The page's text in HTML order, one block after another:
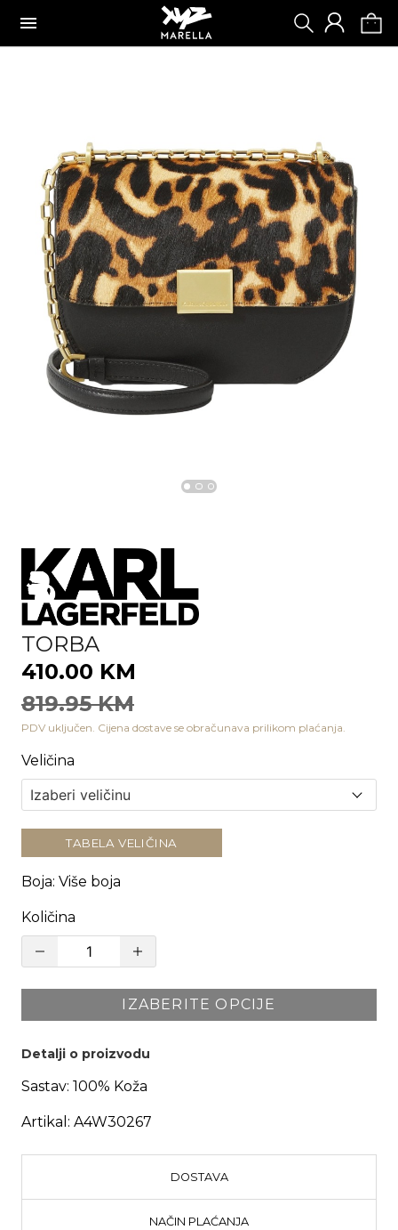
TORBA
410.00 KM
819.95 KM
PDV uključen. Cijena dostave se obračunava prilikom plaćanja.
Veličina
TABELA VELIČINA
Boja: Više boja
Količina
IZABERITE OPCIJE
Detalji o proizvodu
Sastav: 100% Koža
Artikal: A4W30267
DOSTAVA
NAČIN PLAĆANJA